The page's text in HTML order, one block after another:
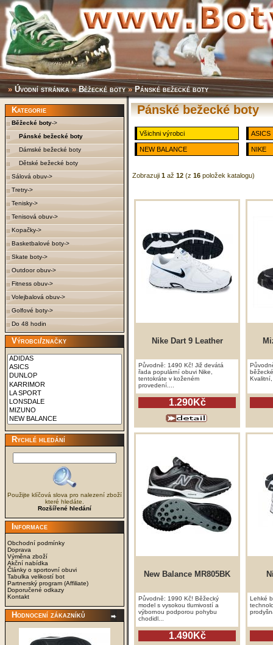
» Úvodní stránka»Běžecké boty»Pánské bežecké boty
Kategorie
Běžecké boty->
Pánské bežecké boty
Dámské bežecké boty
Dětské bežecké boty
Sálová obuv->
Tretry->
Tenisky->
Tenisová obuv->
Kopačky->
Basketbalové boty->
Skate boty->
Outdoor obuv->
Fitness obuv->
Volejbalová obuv->
Golfové boty->
Do 48 hodin
Výrobci/značky
Rychlé hledání
Použijte klíčová slova pro nalezení zboží
které hledáte.
Rozšířené hledání
Informace
Obchodní podmínky
Doprava
Výměna zboží
Akční nabídka
Články o sportovní obuvi
Tabulka velikostí bot
Partnerský program (Affiliate)
Doporučené odkazy
Kontakt
Hodnocení zákazníků
Pánské bežecké boty
Všichni výrobci ASICS
NEW BALANCE NIKE
Zobrazuji 1 až 12 (z 16 položek katalogu)
Nike Dart 9 Leather
Původně: 1490 Kč! Již devátá
řada populární obuvi Nike,
tentokráte v koženém
provedení....
1.290Kč
New Balance MR805BK
Původně: 1990 Kč! Běžecký
model s vysokou tlumivostí a
výbornou podporou pohybu
chodidl...
1.490Kč
Lehké